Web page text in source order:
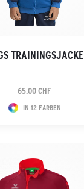
65.00 CHF
IN 12 FARBEN